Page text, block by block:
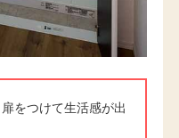
をつけて生活感が出